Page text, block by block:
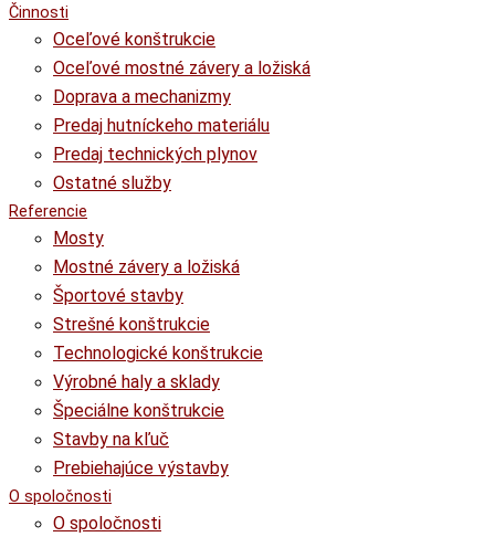
Činnosti
Oceľové konštrukcie
Oceľové mostné závery a ložiská
Doprava a mechanizmy
Predaj hutníckeho materiálu
Predaj technických plynov
Ostatné služby
Referencie
Mosty
Mostné závery a ložiská
Športové stavby
Strešné konštrukcie
Technologické konštrukcie
Výrobné haly a sklady
Špeciálne konštrukcie
Stavby na kľuč
Prebiehajúce výstavby
O spoločnosti
O spoločnosti